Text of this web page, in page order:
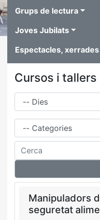
Grups de lectura
Joves Jubilats
Espectacles,
Cursos i tallers
Dies
Família
Cerca
Manipuladors
seguretat